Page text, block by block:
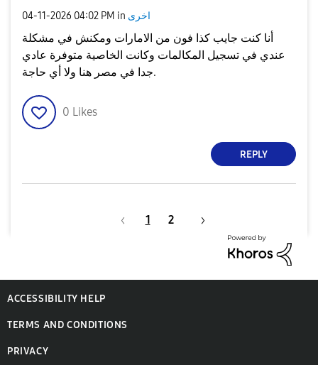
‎04-11-2026 04:02 PM in اخرى
أنا كنت جايب كذا فون من الامارات ومكنش في مشكلة
عندي في تسجيل المكالمات وكانت الخاصية متوفرة عادي
جدا في مصر هنا ولا أي حاجة.
0 Likes
REPLY
1 2
ACCESSIBILITY HELP
TERMS AND CONDITIONS
PRIVACY